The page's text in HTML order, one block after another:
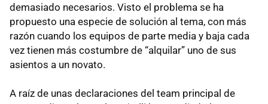
demasiado necesarios. Visto el problema se ha
propuesto una especie de solución al tema, con más
razón cuando los equipos de parte media y baja cada
vez tienen más costumbre de “alquilar” uno de sus
asientos a un novato.
A raíz de unas declaraciones del team principal de